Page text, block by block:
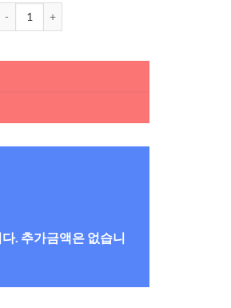
즈 Milky Choco (2개들이) 수량
오렌즈 Shine Touch 1개월용 컬러렌즈 Milky
. 추가금액은 없습니